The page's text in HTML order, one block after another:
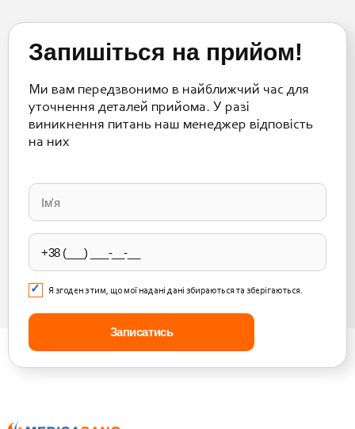
Запишіться на прийом!
Ми вам передзвонимо в найближчий час для
уточнення деталей прийома. У разі
виникнення питань наш менеджер відповість
на них
leave
this
field
empty.
Я згоден з тим, що мої надані дані збираються та зберігаються.